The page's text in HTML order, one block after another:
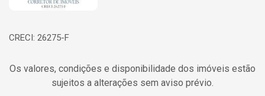
CRECI: 26275-F
Os valores, condições e disponibilidade dos imóveis estão
sujeitos a alterações sem aviso prévio.